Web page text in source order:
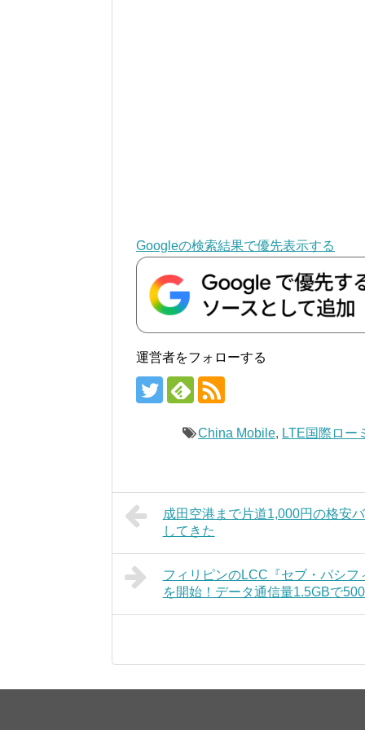
Googleの検索結果で優先表示する
運営者をフォローする
China Mobile, LTE国際ロー
成田空港まで片道1,000円の格安
してきた
フィリピンのLCC『セブ・パシ
を開始！データ通信量1.5GBで